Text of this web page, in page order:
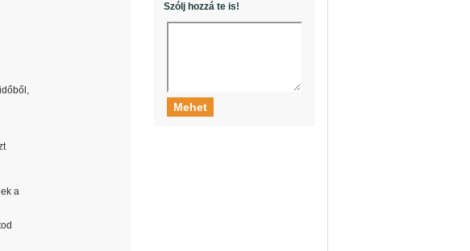
a
Szólj hozzá te is!